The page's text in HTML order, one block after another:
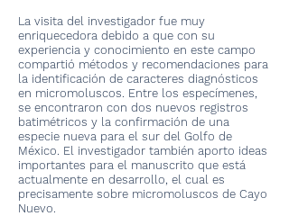
La visita del investigador fue muy
enriquecedora debido a que con su
experiencia y conocimiento en este campo
compartió métodos y recomendaciones para
la identificación de caracteres diagnósticos
en micromoluscos. Entre los especímenes,
se encontraron con dos nuevos registros
batimétricos y la confirmación de una
especie nueva para el sur del Golfo de
México. El investigador también aporto ideas
importantes para el manuscrito que está
actualmente en desarrollo, el cual es
precisamente sobre micromoluscos de Cayo
Nuevo.